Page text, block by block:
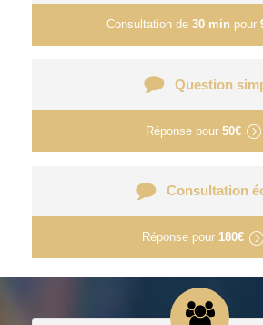
Consultation de 30 min pour
Question
Réponse pour 50€
Consultation
Réponse pour 180€